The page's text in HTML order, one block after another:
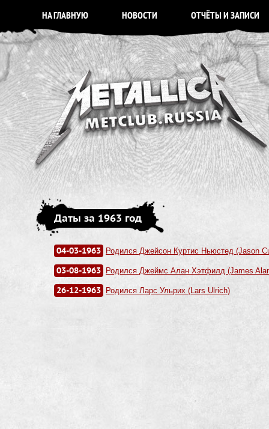
НА ГЛАВНУЮ НОВОСТИ ОТЧЁТЫ И ЗАПИСИ
Даты за 1963 год
04-03-1963 Родился Джейсон Куртис Ньюстед (Jason
03-08-1963 Родился Джеймс Алан Хэтфилд (James
26-12-1963 Родился Ларс Ульрих (Lars Ulrich)